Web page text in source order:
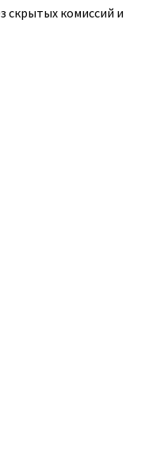
скрытых комиссий и